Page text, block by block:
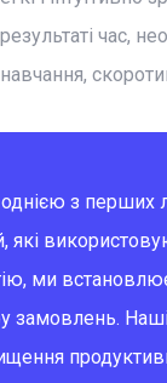
час,
з перших
які
ми
замовлень. Наші